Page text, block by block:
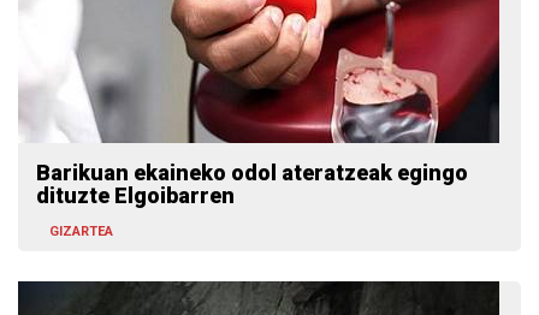
Barikuan ekaineko odol ateratzeak egingo
dituzte Elgoibarren
GIZARTEA